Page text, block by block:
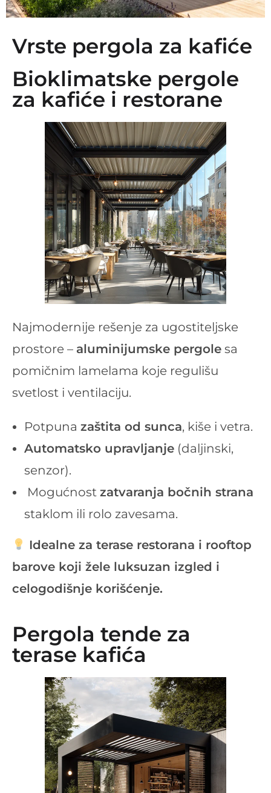
Vrste pergola za kafiće
Bioklimatske pergole
za kafiće i restorane
Najmodernije rešenje za ugostiteljske
prostore – aluminijumske pergole sa
pomičnim lamelama koje regulišu
svetlost i ventilaciju.
Potpuna zaštita od sunca, kiše i vetra.
Automatsko upravljanje (daljinski,
senzor).
Mogućnost zatvaranja bočnih strana
staklom ili rolo zavesama.
Idealne za terase restorana i rooftop
barove koji žele luksuzan izgled i
celogodišnje korišćenje.
Pergola tende za
terase kafića